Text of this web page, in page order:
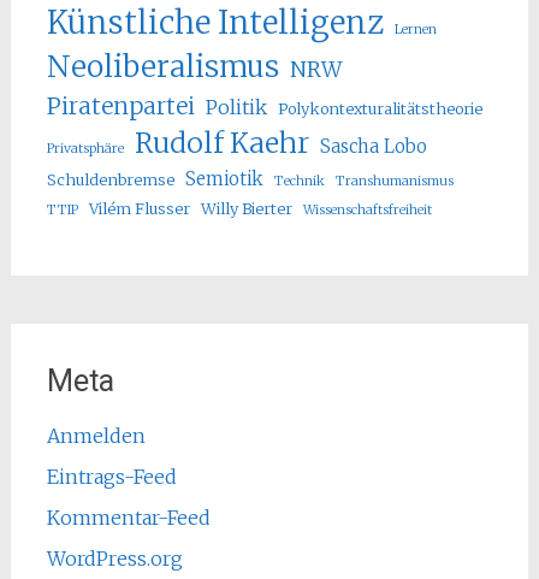
Künstliche Intelligenz Lernen
Neoliberalismus NRW
Piratenpartei Politik Polykontexturalitätstheorie
Privatsphäre Rudolf Kaehr Sascha Lobo
Schuldenbremse Semiotik Technik
Transhumanismus
TTIP
Vilém Flusser Willy Bierter Wissenschaftsfreiheit
Meta
Anmelden
Eintrags-Feed
Kommentar-Feed
WordPress.org